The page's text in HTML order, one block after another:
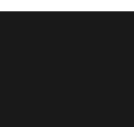
primaria